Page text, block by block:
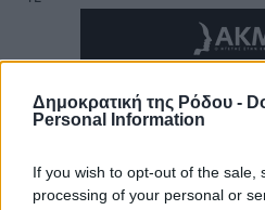
Δημοκρατική της Ρόδου -
Personal Information
If you wish to opt-out of the sale,
processing of your personal or